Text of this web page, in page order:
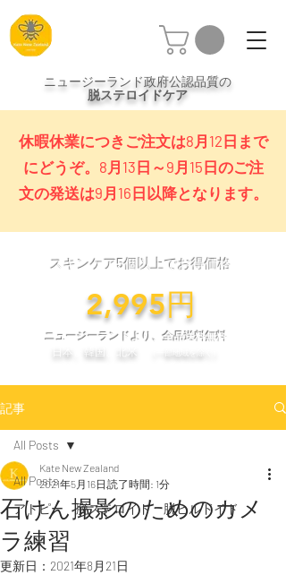
スキンケア5個以上でお得価格
​2,995円
ニュージーランドより、全品送料無料
日本、韓国、北米
（一部地域を除く）
ニュージーランド政府公認品質の
脱ステロイドケア
休暇休業につきご注文は8月12日まで
にどうぞ。8月13日～9月15日のご注
文の発送は9月16日以降となります。
記事
All Posts
アトピー 脱ステロイド 脱ヒルドイド
All Posts
石けん撮影のためのカメ
ラ練習
Kate New Zealand
2021年5月16日 読了時間: 1分
更新日： 2021年8月21日